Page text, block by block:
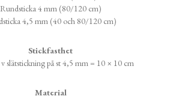
Rundsticka 4 mm (80/120 cm)
4,5 mm (40 och 80/120 cm)
Stickfasthet
slätstickning på st 4,5 mm = 10 × 10 cm
Material